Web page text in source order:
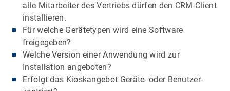
alle Mitarbeiter des Vertriebs dürfen den CRM-Client
installieren.
Für welche Gerätetypen wird eine Software
freigegeben?
Welche Version einer Anwendung wird zur
Installation angeboten?
Erfolgt das Kioskangebot Geräte- oder Benutzer-